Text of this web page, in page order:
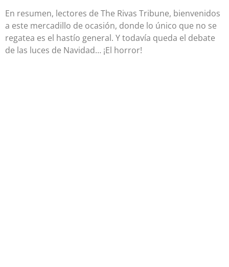
En resumen, lectores de The Rivas Tribune, bienvenidos
a este mercadillo de ocasión, donde lo único que no se
regatea es el hastío general. Y todavía queda el debate
de las luces de Navidad… ¡El horror!